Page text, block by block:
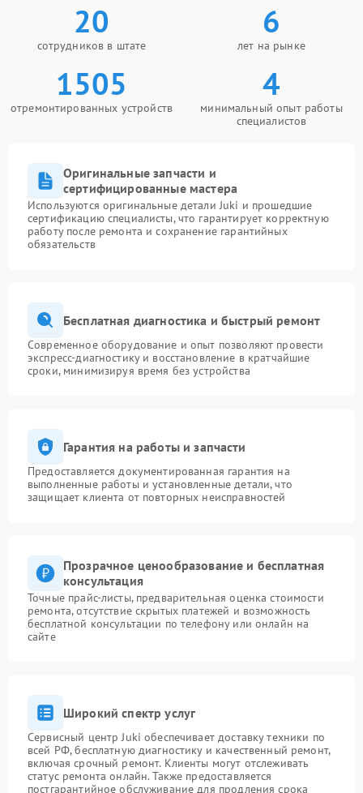
20
сотрудников в штате
6
лет на рынке
1505
отремонтированных устройств
4
минимальный опыт работы
специалистов
Оригинальные запчасти и
сертифицированные мастера
Используются оригинальные детали Juki и прошедшие
сертификацию специалисты, что гарантирует корректную
работу после ремонта и сохранение гарантийных
обязательств
Бесплатная диагностика и быстрый ремонт
Современное оборудование и опыт позволяют провести
экспресс-диагностику и восстановление в кратчайшие
сроки, минимизируя время без устройства
Гарантия на работы и запчасти
Предоставляется документированная гарантия на
выполненные работы и установленные детали, что
защищает клиента от повторных неисправностей
Прозрачное ценообразование и бесплатная
консультация
Точные прайс-листы, предварительная оценка стоимости
ремонта, отсутствие скрытых платежей и возможность
бесплатной консультации по телефону или онлайн на
сайте
Широкий спектр услуг
Сервисный центр Juki обеспечивает доставку техники по
всей РФ, бесплатную диагностику и качественный ремонт,
включая срочный ремонт. Клиенты могут отслеживать
статус ремонта онлайн. Также предоставляется
постгарантийное обслуживание для продления срока